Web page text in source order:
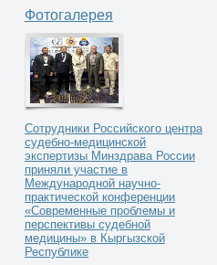
Фотогалерея
Сотрудники Российского центра
судебно-медицинской
экспертизы Минздрава России
приняли участие в
Международной научно-
практической конференции
«Современные проблемы и
перспективы судебной
медицины» в Кыргызской
Республике